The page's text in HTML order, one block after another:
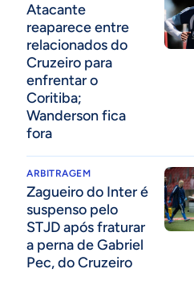
Atacante
reaparece entre
relacionados do
Cruzeiro para
enfrentar o
Coritiba;
Wanderson fica
fora
ARBITRAGEM
Zagueiro do Inter é
suspenso pelo
STJD após fraturar
a perna de Gabriel
Pec, do Cruzeiro